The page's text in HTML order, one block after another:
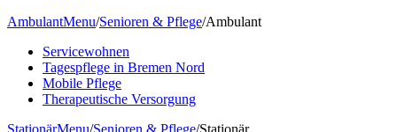
AmbulantMenu/Senioren & Pflege/Ambulant
Servicewohnen
Tagespflege in Bremen Nord
Mobile Pflege
Therapeutische Versorgung
StationärMenu/Senioren & Pflege/Stationär